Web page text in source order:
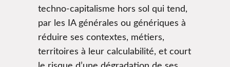
techno-capitalisme hors sol qui tend,
par les IA générales ou génériques à
réduire ses contextes, métiers,
territoires à leur calculabilité, et court